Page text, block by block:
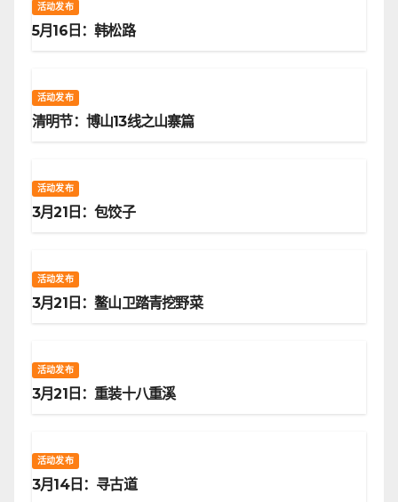
活动发布
5月16日：韩松路
活动发布
清明节：博山13线之山寨篇
活动发布
3月21日：包饺子
活动发布
3月21日：鳌山卫踏青挖野菜
活动发布
3月21日：重装十八重溪
活动发布
3月14日：寻古道